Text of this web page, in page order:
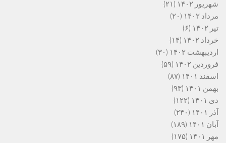
شهریور ۱۴۰۲
(۲۱)
مرداد ۱۴۰۲
(۲۰)
تیر ۱۴۰۲
(۶)
خرداد ۱۴۰۲
(۱۴)
اردیبهشت ۱۴۰۲
(۳۰)
فروردین ۱۴۰۲
(۵۹)
اسفند ۱۴۰۱
(۸۷)
بهمن ۱۴۰۱
(۹۳)
دی ۱۴۰۱
(۱۲۲)
آذر ۱۴۰۱
(۲۴۰)
آبان ۱۴۰۱
(۱۸۹)
مهر ۱۴۰۱
(۱۷۵)